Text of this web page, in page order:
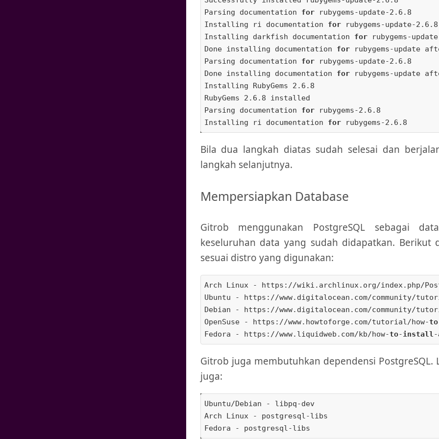
Parsing documentation for rubygems-update-2.6.8
Installing ri documentation for rubygems-update-2.6.8
Installing darkfish documentation for rubygems-
Done installing documentation for rubygems-update
Parsing documentation for rubygems-update-2.6.8
Done installing documentation for rubygems-update
Installing RubyGems 2.6.8
RubyGems 2.6.8 installed
Parsing documentation for rubygems-2.6.8
Installing ri documentation for
Bila dua langkah diatas sudah selesai dan
langkah selanjutnya.
Mempersiapkan Database
Gitrob menggunakan PostgreSQL sebagai
keseluruhan data yang sudah didapatkan. Berikut
sesuai distro yang digunakan:
Arch Linux - https://wiki.archlinux.org/index.php/
Ubuntu - https://www.digitalocean.com/community/
Debian - https://www.digitalocean.com/community/
OpenSuse - https://www.howtoforge.com/tutorial/how-to
Fedora - https://www.liquidweb.com/kb/how-to-install-
Gitrob juga membutuhkan dependensi
juga:
Ubuntu/Debian - libpq-dev
Arch Linux - postgresql-libs